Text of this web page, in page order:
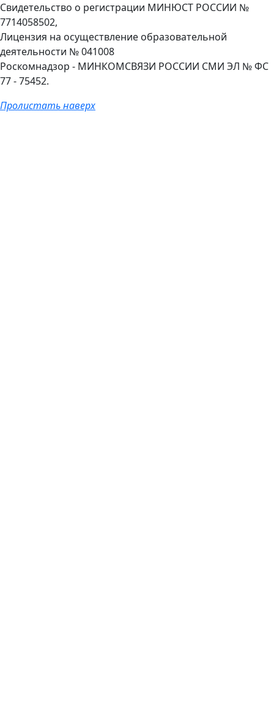
Свидетельство о регистрации МИНЮСТ РОССИИ №
7714058502,
Лицензия на осуществление образовательной
деятельности № 041008
Роскомнадзор - МИНКОМСВЯЗИ РОССИИ СМИ ЭЛ № ФС
77 - 75452.
Пролистать наверх